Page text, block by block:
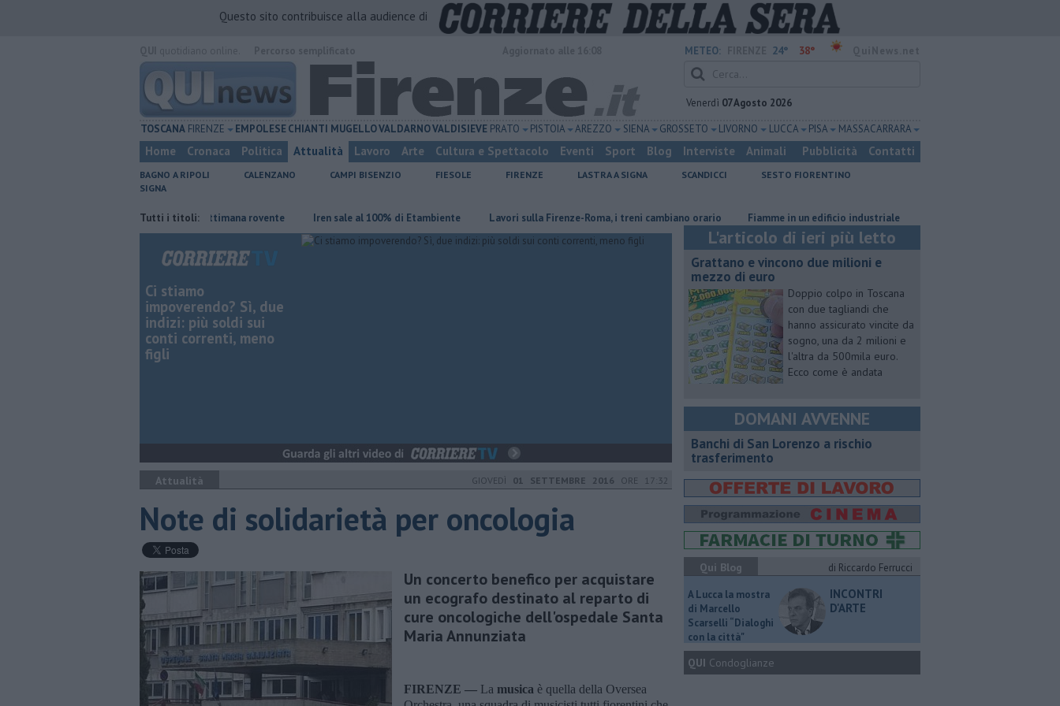
Questo sito contribuisce alla audience di
METEO: 24° 38°
Venerdì 07 Agosto 2026
TOSCANA FIRENZE EMPOLESECHIANTI MUGELLOVALDARNOVALDISIEVE PRATO PISTOIA AREZZO SIENA GROSSETO LIVORNO LUCCA PISA MASSA CARRARA
Home Cronaca Politica Attualità Lavoro Arte Cultura e Spettacolo Eventi Sport Blog Interviste Animali Pubblicità Contatti
BAGNO A RIPOLI CALENZANO CAMPI BISENZIO FIESOLE FIRENZE LASTRA A SIGNA SCANDICCI
SESTO FIORENTINO
SIGNA
Tutti i titoli:
Il grande caldo non dà tregua, fine settimana rovente Iren sale al 100% di Etambiente Lavori sulla Firenze-Roma, i treni cambiano orario Fiamme in un edificio industriale Il grande caldo non dà tregua, fine
Ci stiamo
impoverendo? Sì, due
indizi: più soldi sui
conti correnti, meno
figli
Attualità GIOVEDÌ 01 SETTEMBRE 2016 ORE 17:32
Note di solidarietà per oncologia
Un concerto benefico per acquistare
un ecografo destinato al reparto di
cure oncologiche dell'ospedale Santa
Maria Annunziata
FIRENZE — La musica è quella della Oversea
L'articolo di ieri più letto
Grattano e vincono due milioni e
mezzo di euro
Doppio colpo in Toscana
con due tagliandi che
hanno assicurato vincite da
sogno, una da 2 milioni e
l'altra da 500mila euro.
Ecco come è andata
DOMANI AVVENNE
Banchi di San Lorenzo a rischio
trasferimento
Qui Blog
di Riccardo Ferrucci
A Lucca la mostra
di Marcello
Scarselli “Dialoghi
con la città"
INCONTRI
D'ARTE
QUI Condoglianze